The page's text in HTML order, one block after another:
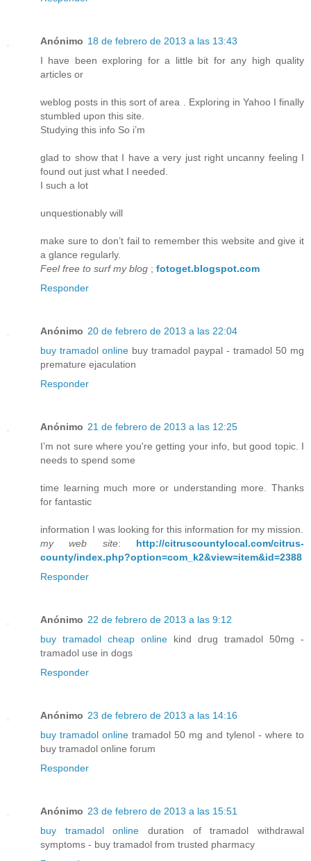
Anónimo 18 de febrero de 2013 a las 13:43
I have been exploring for a little bit for any high quality
articles or
weblog posts in this sort of area . Exploring in Yahoo I finally
stumbled upon this site.
Studying this info So i’m
glad to show that I have a very just right uncanny feeling I
found out just what I needed.
I such a lot
unquestionably will
make sure to don’t fail to remember this website and give it
a glance regularly.
Feel free to surf my blog ; fotoget.blogspot.com
Responder
Anónimo 20 de febrero de 2013 a las 22:04
buy tramadol online buy tramadol paypal - tramadol 50 mg
premature ejaculation
Responder
Anónimo 21 de febrero de 2013 a las 12:25
I’m not sure where you're getting your info, but good topic. I
needs to spend some
time learning much more or understanding more. Thanks
for fantastic
information I was looking for this information for my mission.
my web site: http://citruscountylocal.com/citrus-
county/index.php?option=com_k2&view=item&id=2388
Responder
Anónimo 22 de febrero de 2013 a las 9:12
buy tramadol cheap online kind drug tramadol 50mg -
tramadol use in dogs
Responder
Anónimo 23 de febrero de 2013 a las 14:16
buy tramadol online tramadol 50 mg and tylenol - where to
buy tramadol online forum
Responder
Anónimo 23 de febrero de 2013 a las 15:51
buy tramadol online duration of tramadol withdrawal
symptoms - buy tramadol from trusted pharmacy